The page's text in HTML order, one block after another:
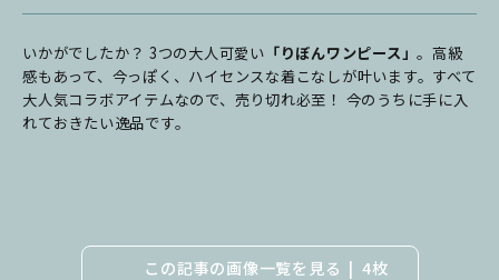
いかがでしたか？ 3つの大人可愛い 「りぼんワンピース」。高級
感もあって、今っぽく、ハイセンスな着こなしが叶います。すべて
大人気コラボアイテムなので、売り切れ必至！ 今のうちに手に入
れておきたい逸品です。
この記事の画像一覧を見る 4枚